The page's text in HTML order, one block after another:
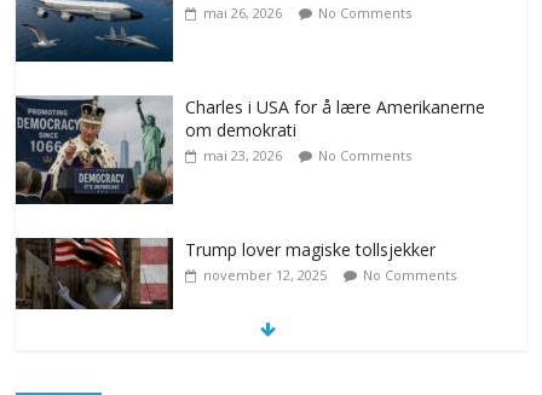
mai 26, 2026 No Comments
Charles i USA for å lære Amerikanerne
om demokrati
mai 23, 2026 No Comments
Trump lover magiske tollsjekker
november 12, 2025 No Comments